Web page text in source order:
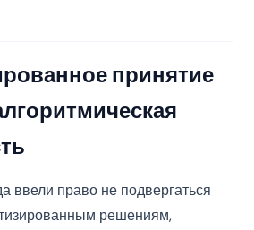
принятие
ввели право не подвергаться
решениям,